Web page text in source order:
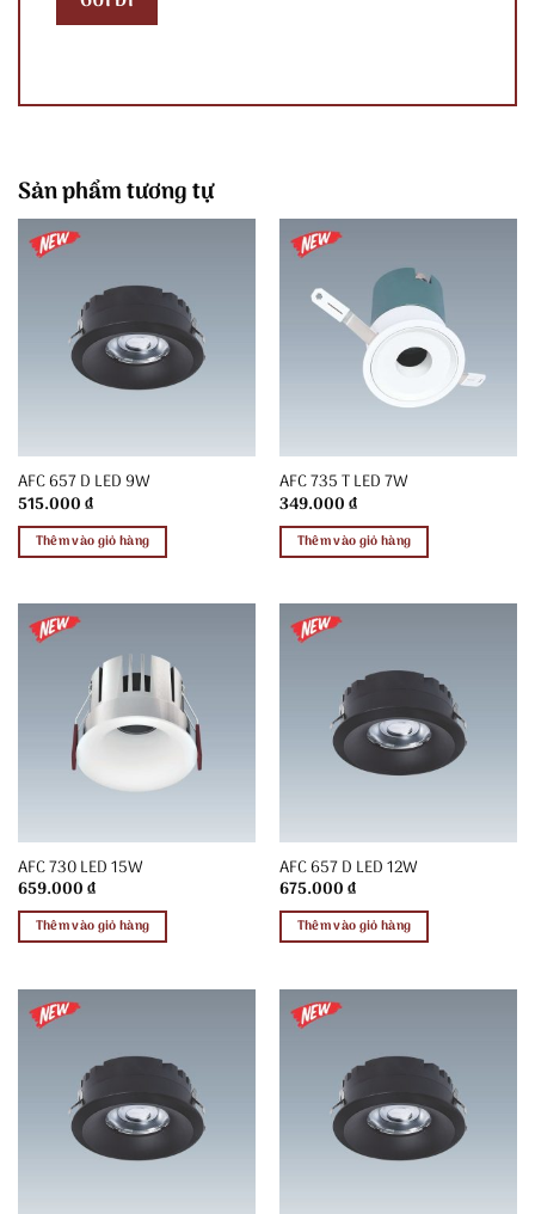
Sản phẩm tương tự
AFC 657 D LED 9W
515.000₫
Thêm vào giỏ hàng
AFC 735 T LED 7W
349.000₫
Thêm vào giỏ hàng
AFC 730 LED 15W
659.000₫
Thêm vào giỏ hàng
AFC 657 D LED 12W
675.000₫
Thêm vào giỏ hàng